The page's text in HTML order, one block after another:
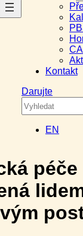
Kontakt
Darujte
Search
EN
péče